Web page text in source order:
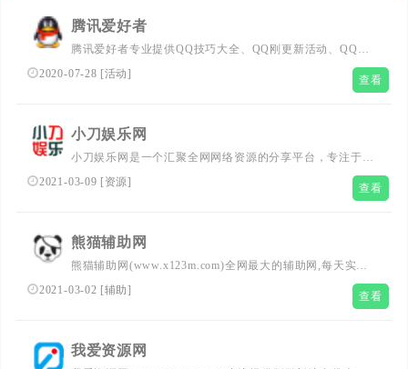
腾讯爱好者
腾讯爱好者专业提供QQ技巧大全、QQ刚更新活动、QQ图
标点亮、QQ辅助软件等QQ刚更新资讯；致力于建设成为所
2020-07-28 [活动] 查看
小刀娱乐网
小刀娱乐网是一个汇聚全网网络资源的分享平台，专注于提
供新软件、线报活动及技术教程。在这里，您将发现丰富的
资源，学习实用的技术，参与有趣的线报活动，享受一站式
2021-03-09 [资源] 查看
熊猫辅助网
熊猫辅助网(www.x123m.com)全网最大的辅助网,每天实时
更新稳定的游戏辅助外挂,刚更新游戏辅助测评,还有各种破
解软件,技术教程,精品软件等,免费辅助绿色下载平台,认准
2021-03-02 [辅助] 查看
我爱资源网